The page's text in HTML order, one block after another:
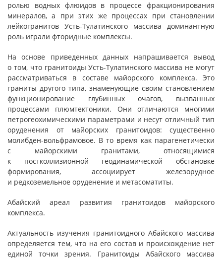
ролью водных флюидов в процессе фракционирования
минералов, а при этих же процессах при становлении
лейкогранитов Усть-Тулатинского массива доминантную
роль играли фторидные комплексы.
На основе приведенных данных напрашивается вывод
о том, что гранитоиды Усть-Тулатинского массива не могут
рассматриваться в составе майорского комплекса. Это
граниты другого типа, знаменующие своим становлением
функционирование глубинных очагов, вызванных
процессами плюмтектоники. Они отличаются многими
петрогеохимическими параметрами и несут отличный тип
оруденения от майорских гранитоидов: существенно
молибден-вольфрамовое. В то время как парагенетически
с майорскими гранитами, относящимися
к постколлизионной геодинамической обстановке
формирования, ассоциирует железорудное
и редкоземельное оруденение и метасоматиты.
Абайский ареал развития гранитоидов майорского
комплекса.
Актуальность изучения гранитоидного Абайского массива
определяется тем, что на его состав и происхождение нет
единой точки зрения. Гранитоиды Абайского массива